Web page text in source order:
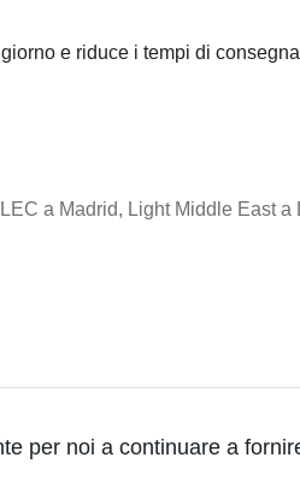
e riduce i tempi di
a Madrid, Light Middle East a
per noi a continuare a